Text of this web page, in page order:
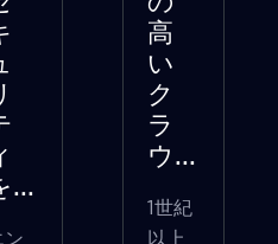
...
ン
高
い
ク
ラ
ウ...
1世紀
以上